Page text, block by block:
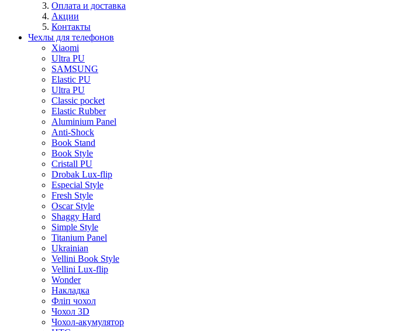
Оплата и доставка
Акции
Контакты
Чехлы для телефонов
Xiaomi
Ultra PU
SAMSUNG
Elastic PU
Ultra PU
Classic pocket
Elastic Rubber
Aluminium Panel
Anti-Shock
Book Stand
Book Style
Cristall PU
Drobak Lux-flip
Especial Style
Fresh Style
Oscar Style
Shaggy Hard
Simple Style
Titanium Panel
Ukrainian
Vellini Book Style
Vellini Lux-flip
Wonder
Накладка
Фліп чохол
Чохол 3D
Чохол-акумулятор